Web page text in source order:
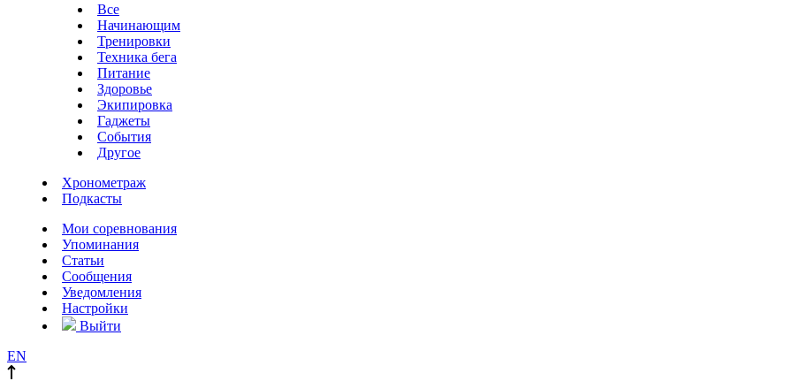
Все
Начинающим
Тренировки
Техника бега
Питание
Здоровье
Экипировка
Гаджеты
События
Другое
Хронометраж
Подкасты
Мои соревнования
Упоминания
Статьи
Сообщения
Уведомления
Настройки
Выйти
EN